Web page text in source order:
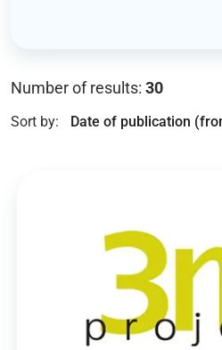
Number of results: 30
Sort by: